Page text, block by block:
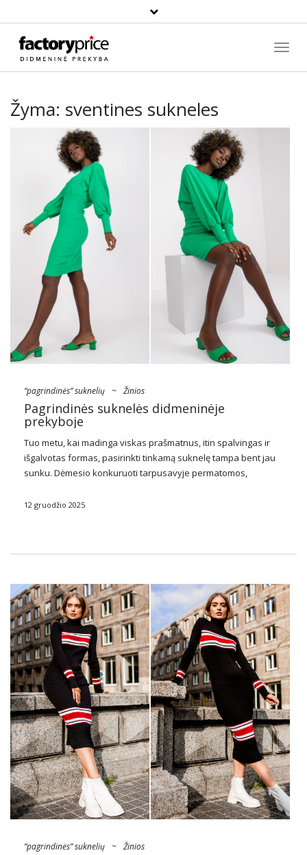
Paieška
Žyma: sventines sukneles
“pagrindinės” suknelių ~ Žinios
Pagrindinės suknelės didmeninėje
prekyboje
Tuo metu, kai madinga viskas prašmatnus, itin spalvingas ir
išgalvotas formas, pasirinkti tinkamą suknelę tampa bent jau
sunku. Dėmesio konkuruoti tarpusavyje permatomos,
pat briaunoti modeliai su polo apykakle. Bet ne beprasmiai, jie
12 gruodžio 2025
“pagrindinės” suknelių ~ Žinios